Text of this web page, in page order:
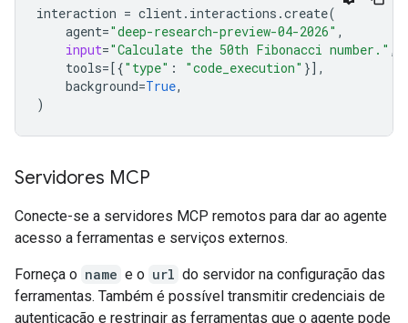
interaction = client. interactions .create(
agent="deep-research-preview-04-2026" ,
input="Calculate the 50th Fibonacci number." ,
tools=[{"type" : "code_execution" }],
background=True,
)
Servidores MCP
Conecte-se a servidores MCP remotos para dar ao agente
acesso a ferramentas e serviços externos.
Forneça o name e o url do servidor na configuração das
ferramentas. Também é possível transmitir credenciais de
autenticação e restringir as ferramentas que o agente pode